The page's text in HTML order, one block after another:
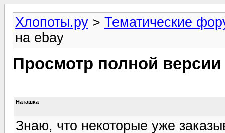
Хлопоты.ру > Тематические
на ebay
Просмотр полной
Наташка
Знаю, что некоторые уже